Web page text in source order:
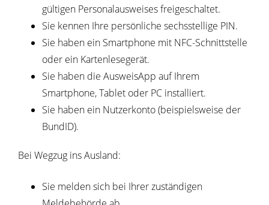
gültigen Personalausweises freigeschaltet.
Sie kennen Ihre persönliche sechsstellige PIN.
Sie haben ein Smartphone mit NFC-Schnittstelle
oder ein Kartenlesegerät.
Sie haben die AusweisApp auf Ihrem
Smartphone, Tablet oder PC installiert.
Sie haben ein Nutzerkonto(beispielsweise der
BundID).
Bei Wegzug ins Ausland:
Sie melden sich bei Ihrer zuständigen